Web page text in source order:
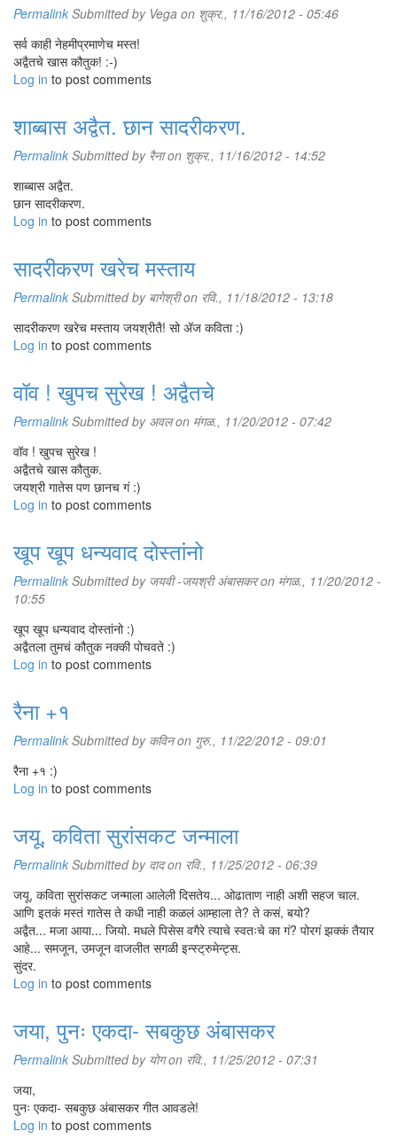
Permalink Submitted by Vega on शुक्र., 11/16/2012 - 05:46
सर्व काही नेहमीप्रमाणेच मस्त!
अद्वैतचे खास कौतुक! :-)
Log in to post comments
शाब्बास अद्वैत. छान सादरीकरण.
Permalink Submitted by रैनाon शुक्र., 11/16/2012 - 14:52
शाब्बास अद्वैत.
छान सादरीकरण.
Log in to post comments
सादरीकरण खरेच मस्ताय
Permalink Submitted by बागेश्रीon रवि., 11/18/2012 - 13:18
सादरीकरण खरेच मस्ताय जयश्रीतै! सो अ‍ॅज कविता :)
Log in to post comments
वॉव ! खुपच सुरेख ! अद्वैतचे
Permalink Submitted by अवलon मंगळ., 11/20/2012 - 07:42
वॉव ! खुपच सुरेख !
अद्वैतचे खास कौतुक.
जयश्री गातेस पण छानच गं :)
Log in to post comments
खूप खूप धन्यवाद दोस्तांनो
Permalink Submitted by जयवी -जयश्री अंबासकरon मंगळ., 11/20/2012 -
10:55
खूप खूप धन्यवाद दोस्तांनो :)
अद्वैतला तुमचं कौतुक नक्की पोचवते :)
Log in to post comments
रैना +१
Permalink Submitted by कविनon गुरु., 11/22/2012 - 09:01
रैना +१ :)
Log in to post comments
जयू, कविता सुरांसकट जन्माला
Permalink Submitted by दादon रवि., 11/25/2012 - 06:39
जयू, कविता सुरांसकट जन्माला आलेली दिसतेय... ओढाताण नाही अशी सहज चाल.
आणि इतकं मस्तं गातेस ते कधी नाही कळलं आम्हाला ते? ते कसं, बयो?
अद्वैत... मजा आया... जियो. मधले पिसेस वगैरे त्याचे स्वतःचे का गं? पोरगं झक्कं तैयार
आहे... समजून, उमजून वाजलीत सगळी इन्स्ट्रुमेन्ट्स.
सुंदर.
Log in to post comments
जया, पुनः एकदा- सबकुछ अंबासकर
Permalink Submitted by योगon रवि., 11/25/2012 - 07:31
जया,
पुनः एकदा- सबकुछ अंबासकर गीत आवडले!
Log in to post comments